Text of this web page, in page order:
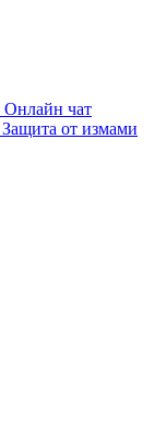
Онлайн чат
Защита от измами